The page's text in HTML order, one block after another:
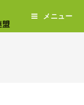
メニュー